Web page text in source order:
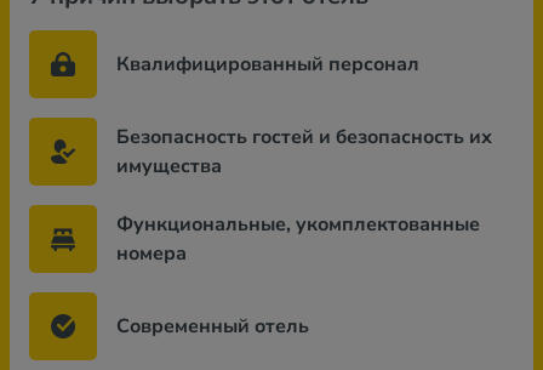
Квалифицированный персонал
Безопасность гостей и безопасность их
имущества
Функциональные, укомплектованные
номера
Современный отель